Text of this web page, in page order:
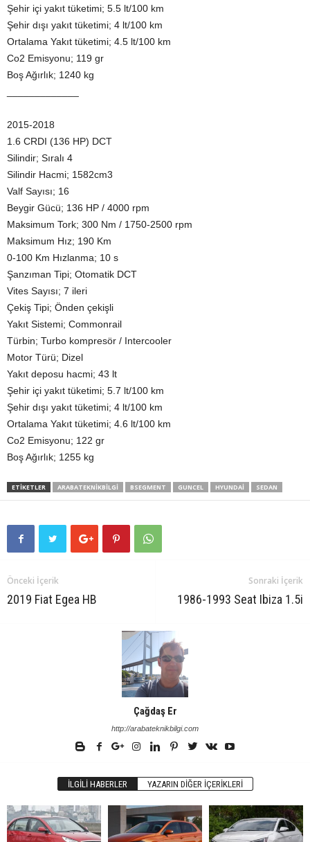
Şehir içi yakıt tüketimi; 5.5 lt/100 km
Şehir dışı yakıt tüketimi; 4 lt/100 km
Ortalama Yakıt tüketimi; 4.5 lt/100 km
Co2 Emisyonu; 119 gr
Boş Ağırlık; 1240 kg
2015-2018
1.6 CRDI (136 HP) DCT
Silindir; Sıralı 4
Silindir Hacmi; 1582cm3
Valf Sayısı; 16
Beygir Gücü; 136 HP / 4000 rpm
Maksimum Tork; 300 Nm / 1750-2500 rpm
Maksimum Hız; 190 Km
0-100 Km Hızlanma; 10 s
Şanzıman Tipi; Otomatik DCT
Vites Sayısı; 7 ileri
Çekiş Tipi; Önden çekişli
Yakıt Sistemi; Commonrail
Türbin; Turbo kompresör / Intercooler
Motor Türü; Dizel
Yakıt deposu hacmi; 43 lt
Şehir içi yakıt tüketimi; 5.7 lt/100 km
Şehir dışı yakıt tüketimi; 4 lt/100 km
Ortalama Yakıt tüketimi; 4.6 lt/100 km
Co2 Emisyonu; 122 gr
Boş Ağırlık; 1255 kg
ETIKETLER ARABATEKNIKBILGI BSEGMENT GUNCEL HYUNDAI SEDAN
Önceki İçerik
2019 Fiat Egea HB
Sonraki İçerik
1986-1993 Seat Ibiza 1.5i
Çağdaş Er
http://arabateknikbilgi.com
İLGILI HABERLER YAZARIN DIĞER İÇERIKLERI